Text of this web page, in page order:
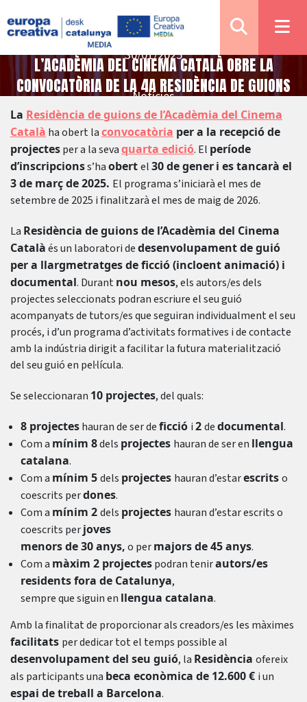
Notícies
L’ACADÈMIA DEL CINEMA CATALÀ OBRE LA
CONVOCATÒRIA DE LA 4A RESIDÈNCIA DE GUIONS
30/01/2025
La Residència de guions de l’Acadèmia del Cinema
Català ha obert laconvocatòria per a la recepció de
projectesper a la sevaquarta edició. El període
d’inscripcionss’haobertel30 de generi es tancarà el
3 de març de 2025. El programa s’iniciarà el mes de
setembre de 2025 i finalitzarà el mes de maig de 2026.
La Residència de guions de l’Acadèmia del Cinema
Catalàés un laboratori dedesenvolupament de guió
per a llargmetratges de ficció (incloent animació) i
documental. Durantnou mesos, els autors/es dels
projectes seleccionats podran escriure el seu guió
acompanyats de tutors/es que seguiran individualment el seu
procés, i d’un programa d’activitats formatives i de contacte
amb la indústria dirigit a facilitar la futura materialització
del seu guió en pel·lícula.
Se seleccionaran 10 projectes, del quals:
8 projecteshauran de ser deficció i2dedocumental.
Com a mínim 8dels projectes hauran de ser en llengua
catalana.
Com a mínim 5dels projectes hauran d’estarescritso
coescrits perdones.
Com a mínim 2dels projectes hauran d’estar escrits o
coescrits perjoves
menors de 30 anys,o permajors de 45 anys.
Com a màxim 2 projectespodran tenirautors/es
residents fora de Catalunya,
sempre que siguin en llengua catalana.
Amb la finalitat de proporcionar als creadors/es les màximes
facilitats per dedicar tot el temps possible al
desenvolupament del seu guió, la Residència ofereix
als participants una beca econòmica de 12.600 € i un
espai de treball a Barcelona.